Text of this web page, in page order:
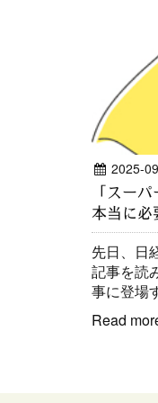
2025-
「スー
本当に必
先日、日
記事を読
事に登場
Read